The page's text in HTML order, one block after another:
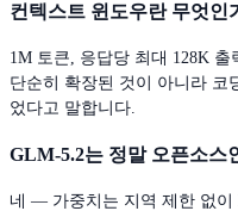
컨텍스트 윈도우란 무엇인
1M 토큰, 응답당 최대 128K
단순히 확장된 것이 아니라 코
었다고 말합니다.
GLM-5.2는 정말 오픈소스
네 — 가중치는 지역 제한 없